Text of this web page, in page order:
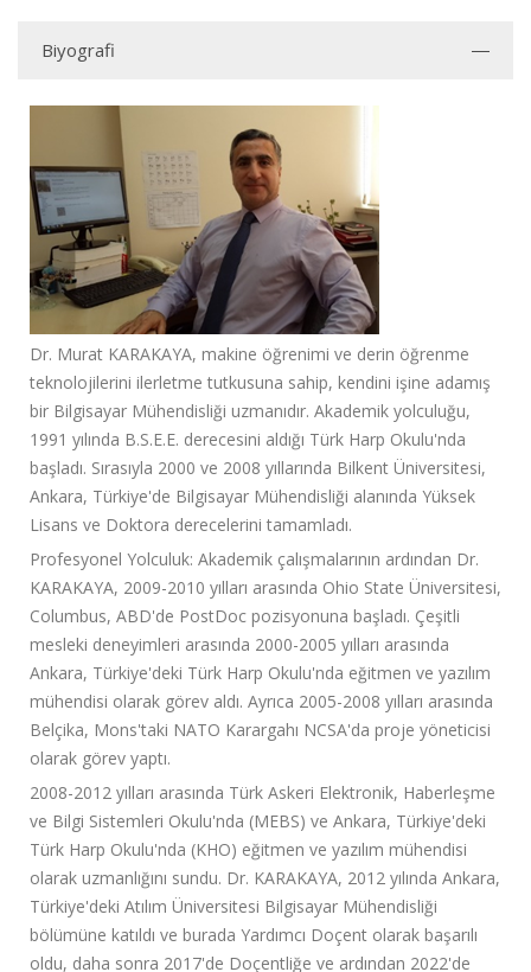
Biyografi
Dr. Murat KARAKAYA, makine öğrenimi ve derin öğrenme
teknolojilerini ilerletme tutkusuna sahip, kendini işine adamış
bir Bilgisayar Mühendisliği uzmanıdır. Akademik yolculuğu,
1991 yılında B.S.E.E. derecesini aldığı Türk Harp Okulu'nda
başladı. Sırasıyla 2000 ve 2008 yıllarında Bilkent Üniversitesi,
Ankara, Türkiye'de Bilgisayar Mühendisliği alanında Yüksek
Lisans ve Doktora derecelerini tamamladı.
Profesyonel Yolculuk: Akademik çalışmalarının ardından Dr.
KARAKAYA, 2009-2010 yılları arasında Ohio State Üniversitesi,
Columbus, ABD'de PostDoc pozisyonuna başladı. Çeşitli
mesleki deneyimleri arasında 2000-2005 yılları arasında
Ankara, Türkiye'deki Türk Harp Okulu'nda eğitmen ve yazılım
mühendisi olarak görev aldı. Ayrıca 2005-2008 yılları arasında
Belçika, Mons'taki NATO Karargahı NCSA'da proje yöneticisi
olarak görev yaptı.
2008-2012 yılları arasında Türk Askeri Elektronik, Haberleşme
ve Bilgi Sistemleri Okulu'nda (MEBS) ve Ankara, Türkiye'deki
Türk Harp Okulu'nda (KHO) eğitmen ve yazılım mühendisi
olarak uzmanlığını sundu. Dr. KARAKAYA, 2012 yılında Ankara,
Türkiye'deki Atılım Üniversitesi Bilgisayar Mühendisliği
bölümüne katıldı ve burada Yardımcı Doçent olarak başarılı
oldu, daha sonra 2017'de Doçentliğe ve ardından 2022'de